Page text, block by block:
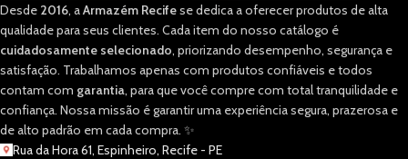
Desde 2016, aArmazém Recifese dedica a oferecer produtos de alta
qualidade para seus clientes. Cada item do nosso catálogo é
cuidadosamente selecionado, priorizando desempenho, segurança e
satisfação. Trabalhamos apenas com produtos confiáveis e todos
contam com garantia, para que você compre com total tranquilidade e
confiança. Nossa missão é garantir uma experiência segura, prazerosa e
de alto padrão em cada compra. ✨
Rua da Hora 61, Espinheiro, Recife - PE